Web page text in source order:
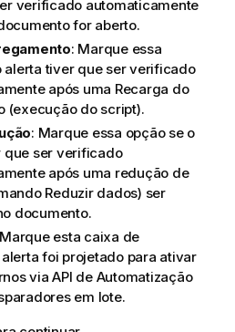
verificado automaticamente
for aberto.
: Marque essa
alerta tiver que ser verificado
após uma Recarga do
(execução do script).
: Marque essa opção se o
que ser verificado
após uma redução de
Reduzir dados) ser
documento.
esta caixa de
foi projetado para ativar
via API de Automatização
em lote.